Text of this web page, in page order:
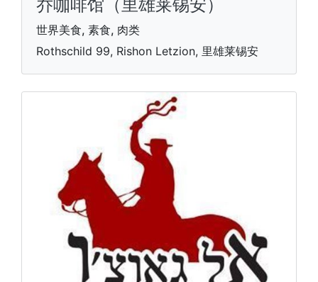
乔咖啡馆（里雄莱锡安）
世界美食, 素食, 肉类
Rothschild 99, Rishon Letzion, 里雄莱锡安